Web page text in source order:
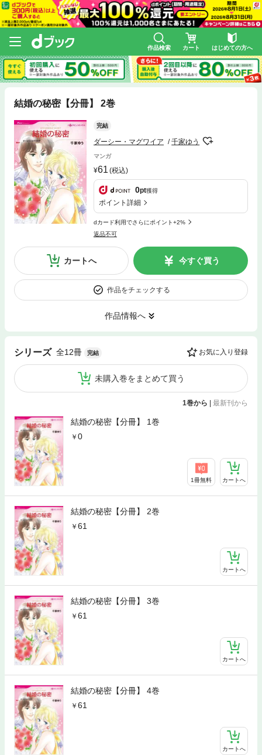
作品検索 カート はじめての方へ
結婚の秘密【分冊】 2巻
完結
ダーシー・マグワイア 千家ゆう
マンガ
61 (税込)
0pt獲得
ポイント詳細
dカード利用でさらにポイント+2%
返品不可
カートへ 今すぐ買う
作品をチェックする
作品情報へ
シリーズ 全12冊 完結 お気に入り登録
未購入巻をまとめて買う
1巻から 最新刊から
結婚の秘密【分冊】 1巻
0
1冊無料 カートへ
結婚の秘密【分冊】 2巻
61
カートへ
結婚の秘密【分冊】 3巻
61
カートへ
結婚の秘密【分冊】 4巻
61
カートへ